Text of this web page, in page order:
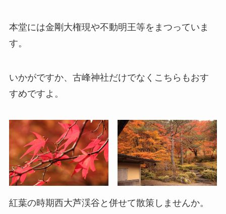
本堂には金剛大権現や不動明王等をまつっていま
す。
いかがですか、古峰神社だけでなくこちらもおす
すめですよ。
紅葉の時期西大芦渓谷と併せて散策しませんか。